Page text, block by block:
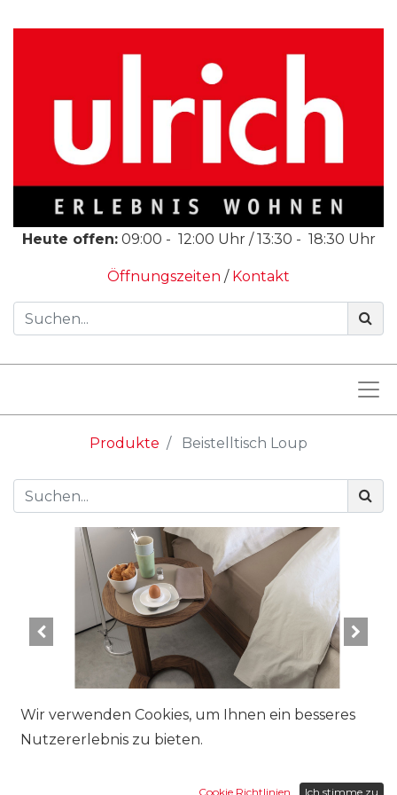
Heute offen: 09:00 - 12:00 Uhr /13:30 - 18:30 Uhr
Öffnungszeiten / Kontakt
Produkte Beistelltisch Loup
Wir verwenden Cookies, um Ihnen ein besseres
Nutzererlebnis zu bieten.
Cookie Richtlinien Ich stimme zu